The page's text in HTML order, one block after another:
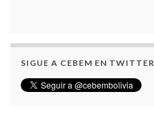
SIGUE A CEBEM EN TWITTER